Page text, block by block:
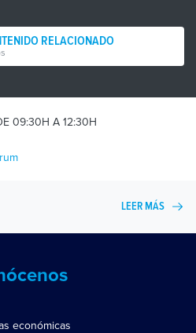
RELACIONADO
09:30H A 12:30H
LEER MÁS
económicas